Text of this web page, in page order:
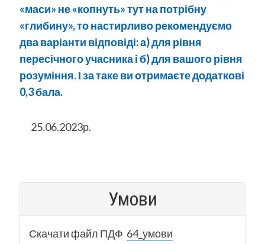
«маси» не «копнуть» тут на потрібну
«глибину», то настирливо рекомендуємо
два варіанти відповіді: а) для рівня
пересічного учасника і б) для вашого рівня
розуміння. І за таке ви отримаєте додаткові
0,3 бала.
25.06.2023р.
Умови
Скачати файл ПДФ 64_умови